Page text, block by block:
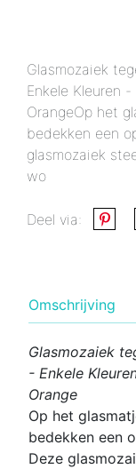
Glasmozaiek
Enkele Kleuren
OrangeOp het
bedekken een
glasmozaiek
wo
Deel via:
Omschrijving
Glasmozaiek
- Enkele
Orange
Op het
bedekken een
Deze